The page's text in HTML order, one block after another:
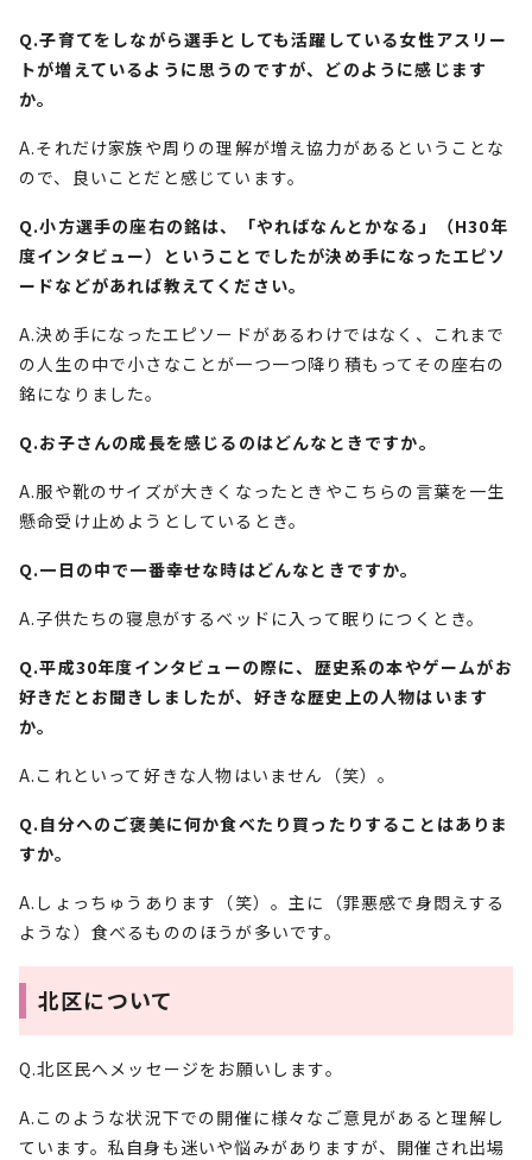
Q.子育てをしながら選手としても活躍している女性アスリー
トが増えているように思うのですが、どのように感じます
か。
A.それだけ家族や周りの理解が増え協力があるということな
ので、良いことだと感じています。
Q.小方選手の座右の銘は、「やればなんとかなる」（H30年
度インタビュー）ということでしたが決め手になったエピソ
ードなどがあれば教えてください。
A.決め手になったエピソードがあるわけではなく、これまで
の人生の中で小さなことが一つ一つ降り積もってその座右の
銘になりました。
Q.お子さんの成長を感じるのはどんなときですか。
A.服や靴のサイズが大きくなったときやこちらの言葉を一生
懸命受け止めようとしているとき。
Q.一日の中で一番幸せな時はどんなときですか。
A.子供たちの寝息がするベッドに入って眠りにつくとき。
Q.平成30年度インタビューの際に、歴史系の本やゲームがお
好きだとお聞きしましたが、好きな歴史上の人物はいます
か。
A.これといって好きな人物はいません（笑）。
Q.自分へのご褒美に何か食べたり買ったりすることはありま
すか。
A.しょっちゅうあります（笑）。主に（罪悪感で身悶えする
ような）食べるもののほうが多いです。
北区について
Q.北区民へメッセージをお願いします。
A.このような状況下での開催に様々なご意見があると理解し
ています。私自身も迷いや悩みがありますが、開催され出場